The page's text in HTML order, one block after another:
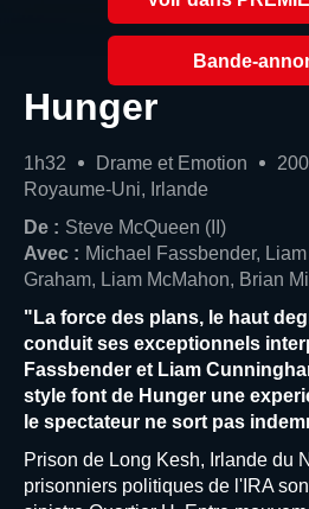
Bande-
Hunger
1h32 Drame et Emotion
Royaume-Uni, Irlande
De : Steve McQueen (II)
Avec : Michael Fassbender,
Graham, Liam McMahon, Brian
"La force des plans, le haut
conduit ses exceptionnels
Fassbender et Liam
style font de Hunger une
le spectateur ne sort pas
Prison de Long Kesh, Irlande du
prisonniers politiques de l'IRA